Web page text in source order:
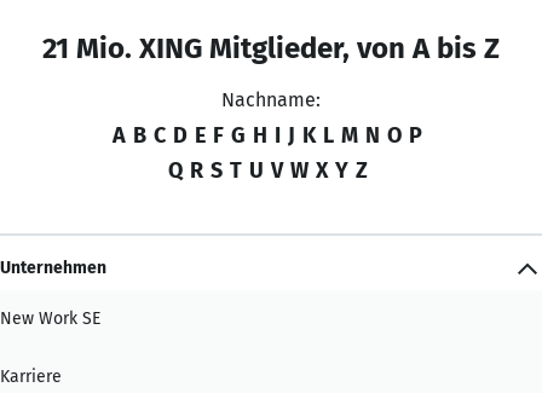
21 Mio. XING Mitglieder, von A bis Z
Nachname:
A B C D E F G H I J K L M N O P
Q R S T U V W X Y Z
Unternehmen
New Work SE
Karriere